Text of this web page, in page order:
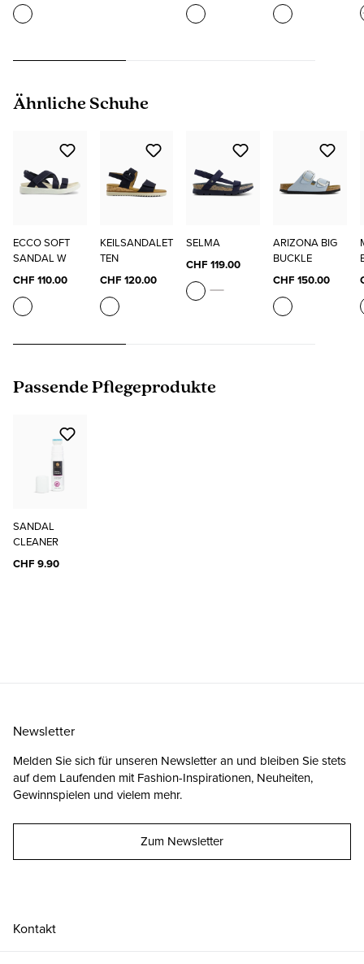
Produktgalerie überspringen
Ähnliche Schuhe
ECCO SOFT
SANDAL W
CHF 110.00
KEILSANDALET
TEN
CHF 120.00
SELMA
CHF 119.00
ARIZONA BIG
BUCKLE
CHF 150.00
Produktgalerie überspringen
Passende Pflegeprodukte
SANDAL
CLEANER
CHF 9.90
Kontakt
Newsletter
Melden Sie sich für unseren Newsletter an und bleiben Sie stets
auf dem Laufenden mit Fashion-Inspirationen, Neuheiten,
Gewinnspielen und vielem mehr.
Zum Newsletter